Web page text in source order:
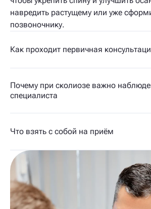
навредить растущему или уже
позвоночнику.
Как проходит первичная
Почему при сколиозе важно
специалиста
Что взять с собой на приём